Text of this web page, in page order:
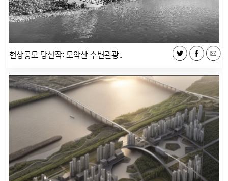
현상공모 당선작: 모악산 수변관광..